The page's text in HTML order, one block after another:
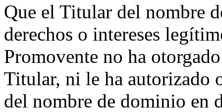
Que el Titular del nombre
derechos o intereses
Promovente no ha
Titular, ni le ha autorizado
del nombre de dominio en